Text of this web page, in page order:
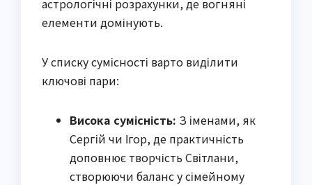
елементи домінують.
У списку сумісності варто виділити
ключові пари:
Висока сумісність: З іменами, як
Сергій чи Ігор, де практичність
доповнює творчість Світлани,
створюючи баланс у сімейному